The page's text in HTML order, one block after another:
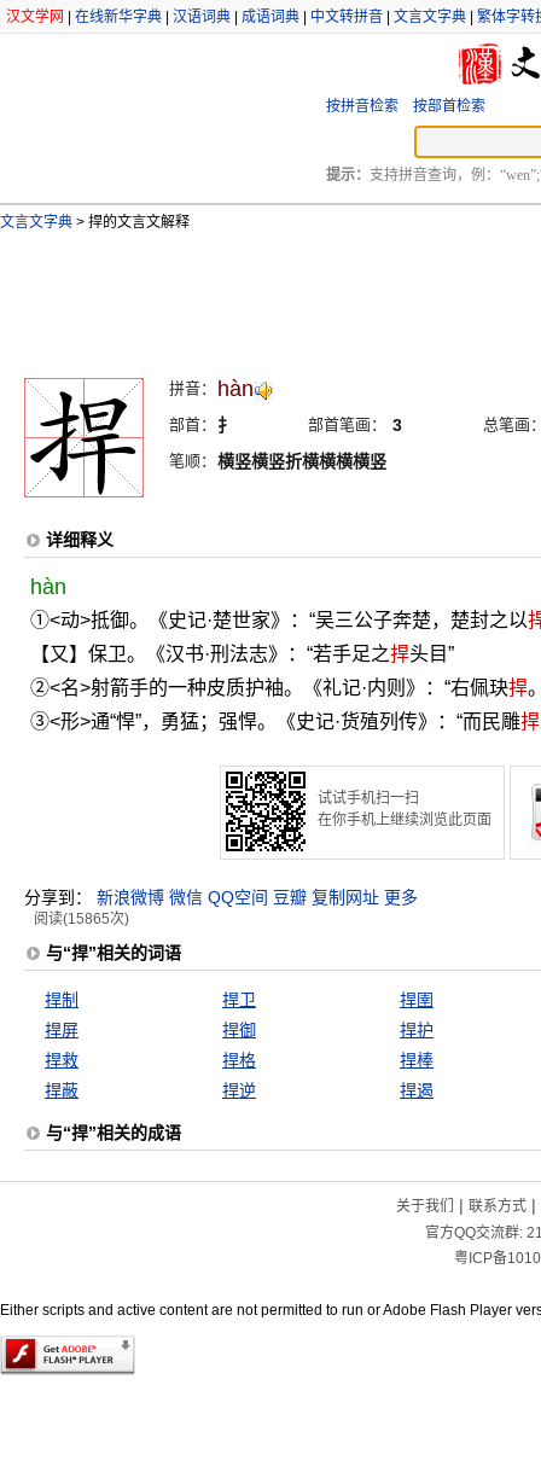
汉文学网 在线新华字典 汉语词典 成语词典 中文转拼音 文言文字典 繁体字转
按拼音检索 按部首检索
提示： 支持拼音查询，例：
文言文字典 > 捍的文言文解释
拼音： hàn
部首： 扌 部首笔画： 3
总笔画
笔顺： 横竖横竖折横横横横竖
详细释义
hàn
①<动>抵御。《史记·楚世家》：“吴三公子奔楚，楚封之以
【又】保卫。《汉书·刑法志》：“若手足之捍头目”
②<名>射箭手的一种皮质护袖。《礼记·内则》：“右佩玦捍
③<形>通“悍”，勇猛；强悍。《史记·货殖列传》：“而民雕捍
试试手机扫一扫
在你手机上继续浏览此页面
分享到： 新浪微博 微信 QQ空间 豆瓣 复制网址 更多
阅读(15865次)
与“捍”相关的词语
捍制 捍卫
捍圉
捍屏
捍御
捍护
捍救
捍格
捍棒
捍蔽
捍逆 捍遏
与“捍”相关的成语
关于我们 | 联系方式|
官方QQ交流群:
粤ICP备
Either scripts and active content are not permitted to run or Adobe Flash Player